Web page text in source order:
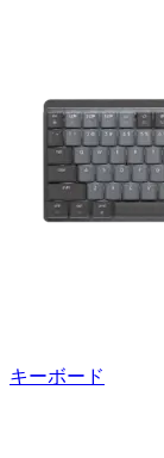
キーボード